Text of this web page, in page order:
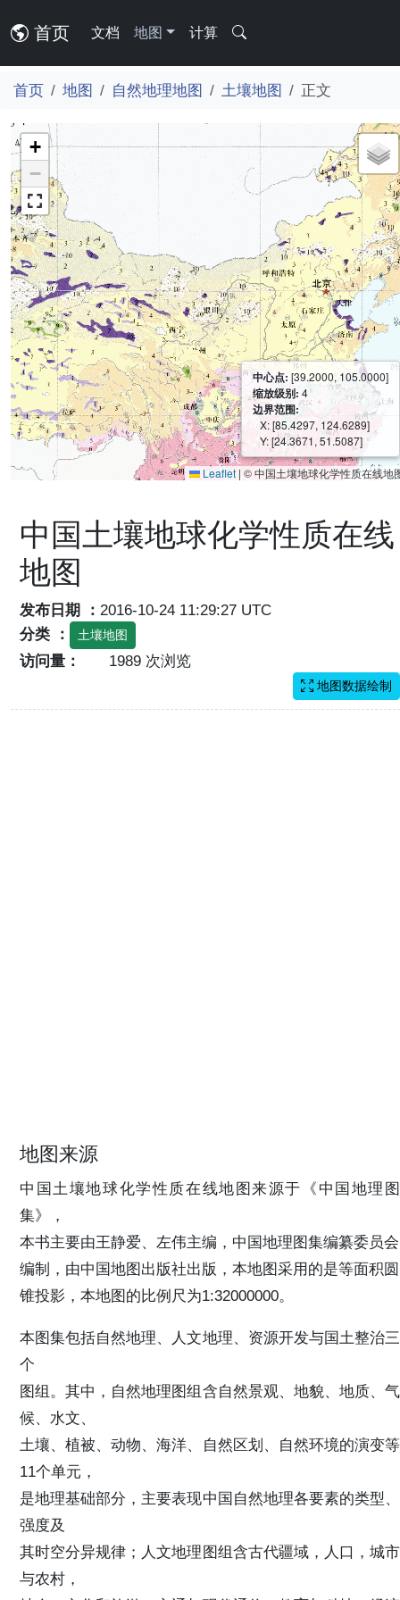
首页 文档 地图 计算
首页 地图 自然地理地图 土壤地图 正文
+
−
中心点: [39.2000, 105.0000]
缩放级别: 4
边界范围:
X: [85.4297, 124.6289]
Y: [24.3671, 51.5087]
Leaflet |© 中国土壤地球化学性质在线地
中国土壤地球化学性质在线
地图
发布日期 ： 2016-10-24 11:29:27 UTC
分类 ：
土壤地图
访问量： 1989 次浏览
地图数据绘制
地图来源
中国土壤地球化学性质在线地图来源于《中国地理图
集》，
本书主要由王静爱、左伟主编，中国地理图集编纂委员会
编制，由中国地图出版社出版，本地图采用的是等面积圆
锥投影，本地图的比例尺为1:32000000。
本图集包括自然地理、人文地理、资源开发与国土整治三
个
图组。其中，自然地理图组含自然景观、地貌、地质、气
候、水文、
土壤、植被、动物、海洋、自然区划、自然环境的演变等
11个单元，
是地理基础部分，主要表现中国自然地理各要素的类型、
强度及
其时空分异规律；人文地理图组含古代疆域，人口，城市
与农村，